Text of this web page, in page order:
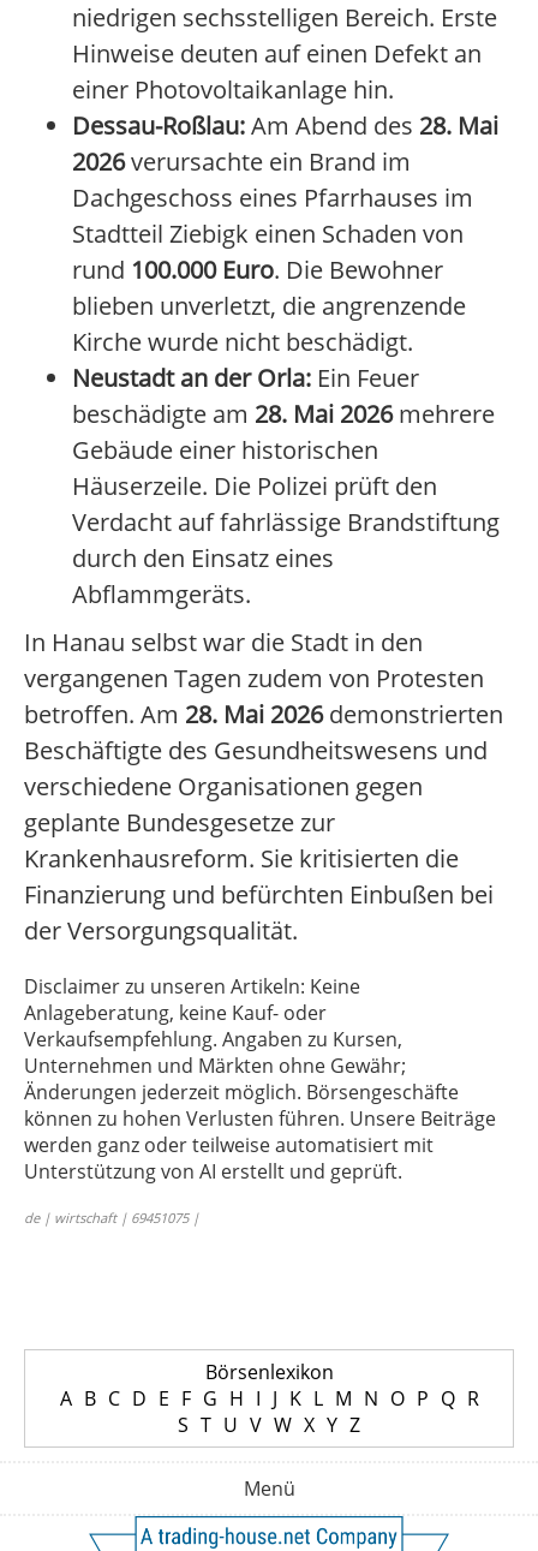
niedrigen sechsstelligen Bereich. Erste
Hinweise deuten auf einen Defekt an
einer Photovoltaikanlage hin.
Dessau-Roßlau:Am Abend des 28. Mai
2026verursachte ein Brand im
Dachgeschoss eines Pfarrhauses im
Stadtteil Ziebigk einen Schaden von
rund 100.000 Euro. Die Bewohner
blieben unverletzt, die angrenzende
Kirche wurde nicht beschädigt.
Neustadt an der Orla: Ein Feuer
beschädigte am 28. Mai 2026mehrere
Gebäude einer historischen
Häuserzeile. Die Polizei prüft den
Verdacht auf fahrlässige Brandstiftung
durch den Einsatz eines
Abflammgeräts.
In Hanau selbst war die Stadt in den
vergangenen Tagen zudem von Protesten
betroffen. Am 28. Mai 2026demonstrierten
Beschäftigte des Gesundheitswesens und
verschiedene Organisationen gegen
geplante Bundesgesetze zur
Krankenhausreform. Sie kritisierten die
Finanzierung und befürchten Einbußen bei
der Versorgungsqualität.
Disclaimer zu unseren Artikeln: Keine
Anlageberatung, keine Kauf- oder
Verkaufsempfehlung. Angaben zu Kursen,
Unternehmen und Märkten ohne Gewähr;
Änderungen jederzeit möglich. Börsengeschäfte
können zu hohen Verlusten führen. Unsere Beiträge
werden ganz oder teilweise automatisiert mit
Unterstützung von AI erstellt und geprüft.
de | wirtschaft | 69451075 |
Börsenlexikon
A B C D E F G H I J K L M N O P Q R
S T U V W X Y Z
Menü